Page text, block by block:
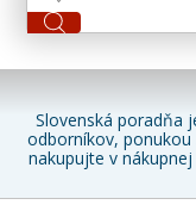
Slovenská poradňa
odborníkov,
nakupujte v